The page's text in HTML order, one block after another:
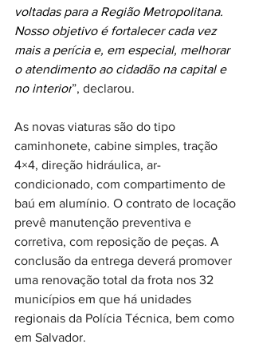
voltadas para a Região Metropolitana.
Nosso objetivo é fortalecer cada vez
mais a perícia e, em especial, melhorar
o atendimento ao cidadão na capital e
no interior”, declarou.
As novas viaturas são do tipo
caminhonete, cabine simples, tração
4×4, direção hidráulica, ar-
condicionado, com compartimento de
baú em alumínio. O contrato de locação
prevê manutenção preventiva e
corretiva, com reposição de peças. A
conclusão da entrega deverá promover
uma renovação total da frota nos 32
municípios em que há unidades
regionais da Polícia Técnica, bem como
em Salvador.